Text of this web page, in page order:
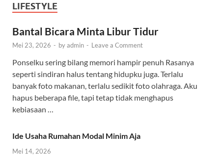
LIFESTYLE
Bantal Bicara Minta Libur Tidur
Mei 23, 2026 - byadmin - Leave a Comment
Ponselku sering bilang memori hampir penuh Rasanya
seperti sindiran halus tentang hidupku juga. Terlalu
banyak foto makanan, terlalu sedikit foto olahraga. Aku
hapus beberapa file, tapi tetap tidak menghapus
kebiasaan …
Ide Usaha Rumahan Modal Minim Aja
Mei 14, 2026